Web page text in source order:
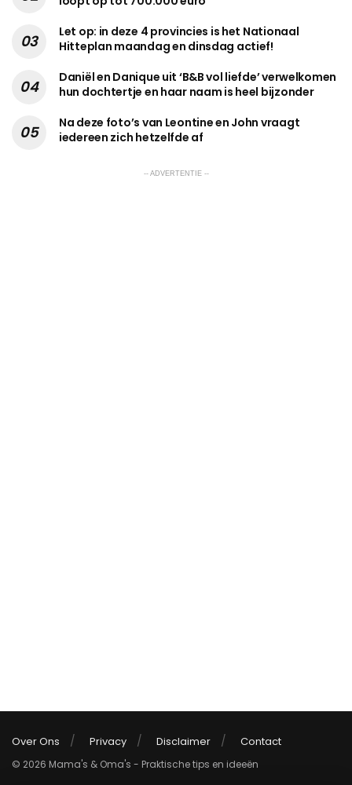
Let op: in deze 4 provincies is het Nationaal
Hitteplan maandag en dinsdag actief!
Daniël en Danique uit ‘B&B vol liefde’ verwelkomen
hun dochtertje en haar naam is heel bijzonder
Na deze foto’s van Leontine en John vraagt
iedereen zich hetzelfde af
-- ADVERTENTIE --
Over Ons Privacy Disclaimer Contact
© 2026 Mama's & Oma's - Praktische tips en ideeën